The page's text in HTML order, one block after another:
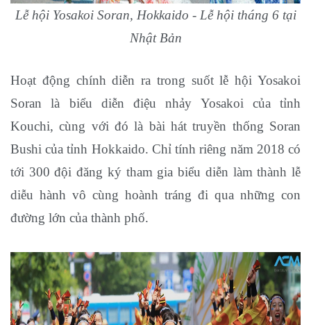
Lễ hội Yosakoi Soran, Hokkaido - Lễ hội tháng 6 tại
Nhật Bản
Hoạt động chính diễn ra trong suốt lễ hội Yosakoi
Soran là biểu diễn điệu nhảy Yosakoi của tỉnh
Kouchi, cùng với đó là bài hát truyền thống Soran
Bushi của tỉnh Hokkaido. Chỉ tính riêng năm 2018 có
tới 300 đội đăng ký tham gia biểu diễn làm thành lễ
diễu hành vô cùng hoành tráng đi qua những con
đường lớn của thành phố.